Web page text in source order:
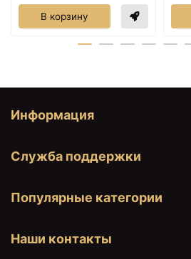
В корзину
Информация
Служба поддержки
Популярные категории
Наши контакты